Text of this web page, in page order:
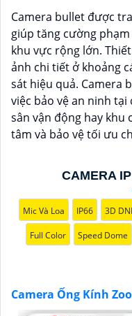
motorized, bạn có thể
một cách linh hoạt và
vị trí xa gần một cách
từ camera này sắc nét
nhận diện và phân
Camera bullet được
giúp tăng cường
khu vực rộng lớn.
ảnh chi tiết ở khoảng
sát hiệu quả. Camera
việc bảo vệ an ninh tại
sân vận động hay khu
tâm và bảo vệ tối ưu
CAMERA
Mic Và Loa IP66 3D
Full Color Speed Dome
Camera Ống Kính